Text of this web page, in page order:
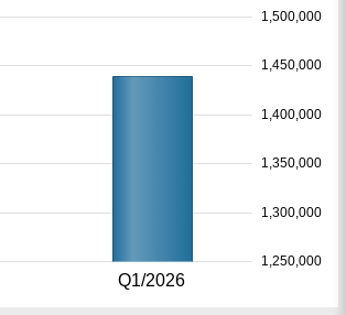
Q1/2026
1,250,000
1,300,000
1,350,000
1,400,000
1,450,000
1,500,000